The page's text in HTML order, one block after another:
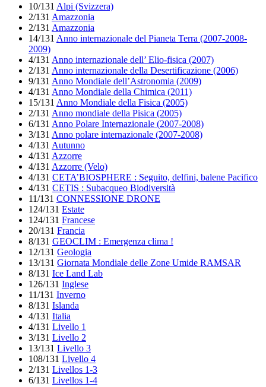
10/131 Alpi (Svizzera)
2/131 Amazzonia
2/131 Amazzonia
14/131 Anno internazionale del Pianeta Terra (2007-2008-
2009)
4/131 Anno internazionale dell’ Elio-fisica (2007)
2/131 Anno internazionale della Desertificazione (2006)
9/131 Anno Mondiale dell’Astronomia (2009)
4/131 Anno Mondiale della Chimica (2011)
15/131 Anno Mondiale della Fisica (2005)
2/131 Anno mondiale della Pisica (2005)
6/131 Anno Polare Internazionale (2007-2008)
3/131 Anno polare internazionale (2007-2008)
4/131 Autunno
4/131 Azzorre
4/131 Azzorre (Velo)
4/131 CETA’BIOSPHERE : Seguito, delfini, balene Pacifico
4/131 CETIS : Subacqueo Biodiversità
11/131 CONNESSIONE DRONE
124/131 Estate
124/131 Francese
20/131 Francia
8/131 GEOCLIM : Emergenza clima !
12/131 Geologia
13/131 Giornata Mondiale delle Zone Umide RAMSAR
8/131 Ice Land Lab
126/131 Inglese
11/131 Inverno
8/131 Islanda
4/131 Italia
4/131 Livello 1
3/131 Livello 2
13/131 Livello 3
108/131 Livello 4
2/131 Livellos 1-3
6/131 Livellos 1-4